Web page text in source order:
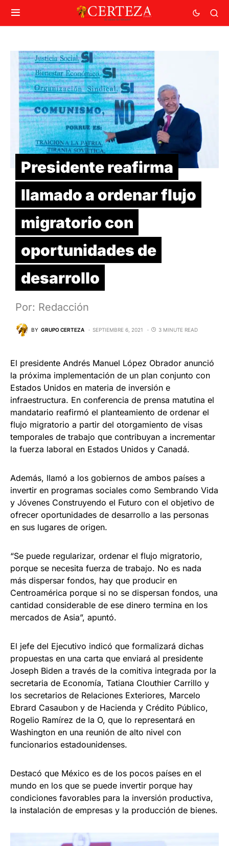
Presidente reafirma
llamado a ordenar flujo
migratorio con
oportunidades de
desarrollo
Por: Redacción
BY GRUPO CERTEZA SEPTIEMBRE 6, 2021 3 MINUTE READ
El presidente Andrés Manuel López Obrador anunció
la próxima implementación de un plan conjunto con
Estados Unidos en materia de inversión e
infraestructura. En conferencia de prensa matutina el
mandatario reafirmó el planteamiento de ordenar el
flujo migratorio a partir del otorgamiento de visas
temporales de trabajo que contribuyan a incrementar
la fuerza laboral en Estados Unidos y Canadá.
Además, llamó a los gobiernos de ambos países a
invertir en programas sociales como Sembrando Vida
y Jóvenes Construyendo el Futuro con el objetivo de
ofrecer oportunidades de desarrollo a las personas
en sus lugares de origen.
“Se puede regularizar, ordenar el flujo migratorio,
porque se necesita fuerza de trabajo. No es nada
más dispersar fondos, hay que producir en
Centroamérica porque si no se dispersan fondos, una
cantidad considerable de ese dinero termina en los
mercados de Asia”, apuntó.
El jefe del Ejecutivo indicó que formalizará dichas
propuestas en una carta que enviará al presidente
Joseph Biden a través de la comitiva integrada por la
secretaria de Economía, Tatiana Clouthier Carrillo y
los secretarios de Relaciones Exteriores, Marcelo
Ebrard Casaubon y de Hacienda y Crédito Público,
Rogelio Ramírez de la O, que lo representará en
Washington en una reunión de alto nivel con
funcionarios estadounidenses.
Destacó que México es de los pocos países en el
mundo en los que se puede invertir porque hay
condiciones favorables para la inversión productiva,
la instalación de empresas y la producción de bienes.